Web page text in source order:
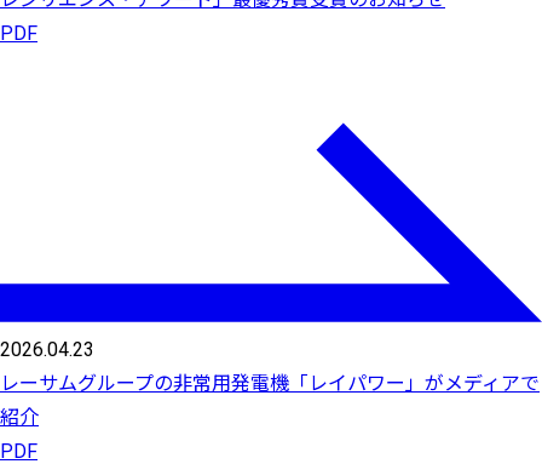
PDF
2026.04.23
レーサムグループの非常用発電機「レイパワー」がメディアで
紹介
PDF